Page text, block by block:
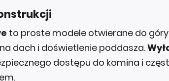
to proste modele otwierane do
dach i doświetlenie poddasza.
dostępu do komina i